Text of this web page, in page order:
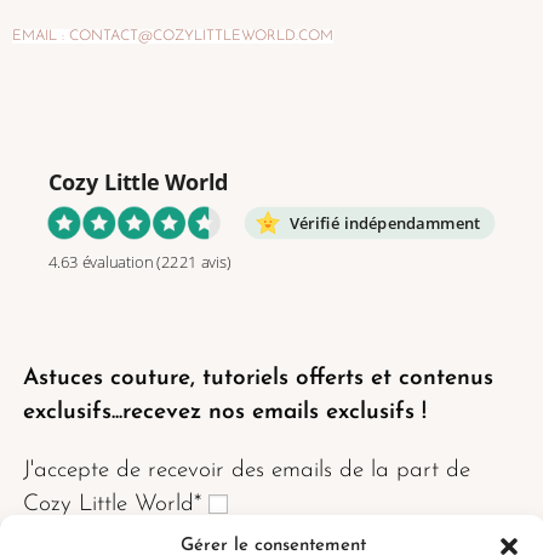
Gérer le consentement
EMAIL : CONTACT@COZYLITTLEWORLD.COM
Cozy Little World
Vérifié indépendamment
4.63 évaluation(2221 avis)
Astuces couture, tutoriels offerts et contenus
exclusifs...recevez nos emails exclusifs !
J'accepte de recevoir des emails de la part de
Cozy Little World*